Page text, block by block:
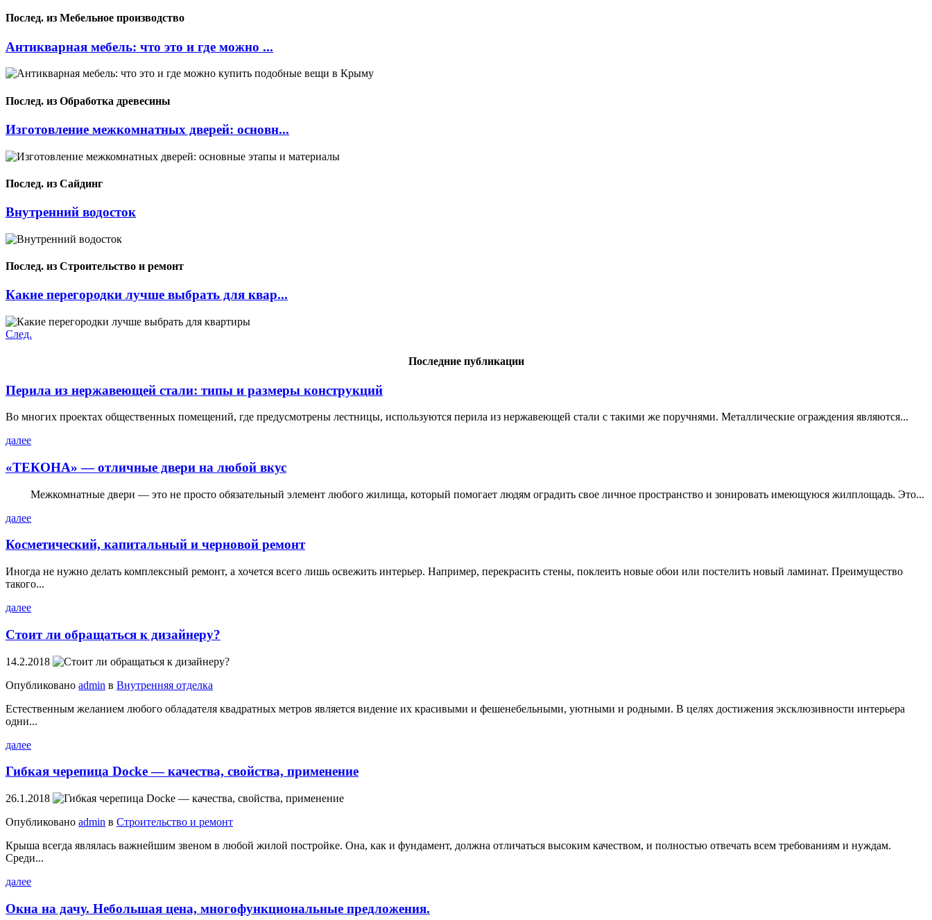
Послед. из Мебельное производство
Антикварная мебель: что это и где можно ...
Послед. из Обработка древесины
Изготовление межкомнатных дверей: основн...
Послед. из Сайдинг
Внутренний водосток
Послед. из Строительство и ремонт
Какие перегородки лучше выбрать для квар...
След.
Последние публикации
Перила из нержавеющей стали: типы и размеры конструкций
Во многих проектах общественных помещений, где предусмотрены лестницы, используются перила из нержавеющей стали с такими же поручнями. Металлические ограждения являются...
далее
«ТЕКОНА» — отличные двери на любой вкус
Межкомнатные двери — это не просто обязательный элемент любого жилища, который помогает людям оградить свое личное пространство и зонировать имеющуюся жилплощадь. Это...
далее
Косметический, капитальный и черновой ремонт
Иногда не нужно делать комплексный ремонт, а хочется всего лишь освежить интерьер. Например, перекрасить стены, поклеить новые обои или постелить новый ламинат. Преимущество
такого...
далее
Стоит ли обращаться к дизайнеру?
14.2.2018
Опубликовано admin в Внутренняя отделка
Естественным желанием любого обладателя квадратных метров является видение их красивыми и фешенебельными, уютными и родными. В целях достижения эксклюзивности интерьера
одни...
далее
Гибкая черепица Docke — качества, свойства, применение
26.1.2018
Опубликовано admin в Строительство и ремонт
Крыша всегда являлась важнейшим звеном в любой жилой постройке. Она, как и фундамент, должна отличаться высоким качеством, и полностью отвечать всем требованиям и нуждам.
Среди...
далее
Окна на дачу. Небольшая цена, многофункциональные предложения.